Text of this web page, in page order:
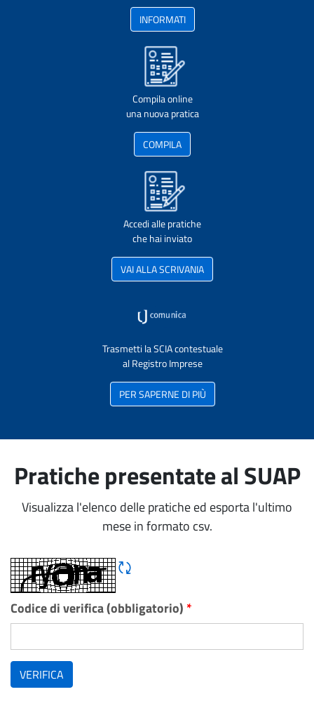
INFORMATI
Compila online
una nuova pratica
COMPILA
Accedi alle pratiche
che hai inviato
VAI ALLA SCRIVANIA
Trasmetti la SCIA contestuale
al Registro Imprese
PER SAPERNE DI PIÙ
Pratiche presentate al SUAP
Visualizza l'elenco delle pratiche ed esporta l'ultimo
mese in formato csv.
Rigene CAPTCHA
Codice di verifica (obbligatorio) *
VERIFICA